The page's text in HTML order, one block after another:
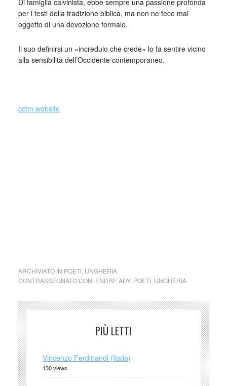
Di famiglia calvinista, ebbe sempre una passione profonda
per i testi della tradizione biblica, ma non ne fece mai
oggetto di una devozione formale.
Il suo definirsi un «incredulo che crede» lo fa sentire vicino
alla sensibilità dell’Occidente contemporaneo.
cctm.website
ARCHIVIATO IN:POETI, UNGHERIA
CONTRASSEGNATO CON: ENDRE ADY, POETI, UNGHERIA
PIÙ LETTI
Vincenzo Ferdinandi (Italia)
130 views